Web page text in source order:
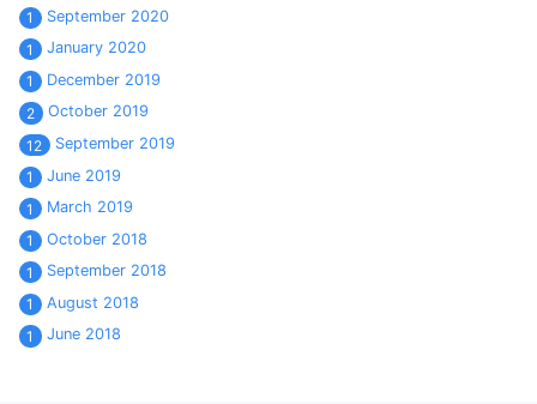
1
September 2020
1
January 2020
1
December 2019
2
October 2019
12
September 2019
1
June 2019
1
March 2019
1
October 2018
1
September 2018
1
August 2018
1
June 2018